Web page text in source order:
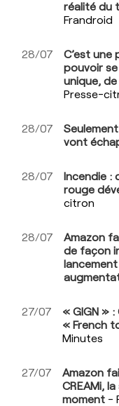
réalité du
Frandroid
28/07
C’est une
pouvoir
unique,
Presse-
28/07
vont
28/07
Incendie :
rouge
citron
28/07
Amazon
de façon
27/07
« GIGN »
« French
Minutes
27/07
Amazon
CREAMi,
moment -